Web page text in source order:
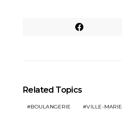
Related Topics
BOULANGERIE VILLE-MARIE